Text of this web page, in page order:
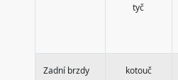
tyč
Zadní brzdy kotouč